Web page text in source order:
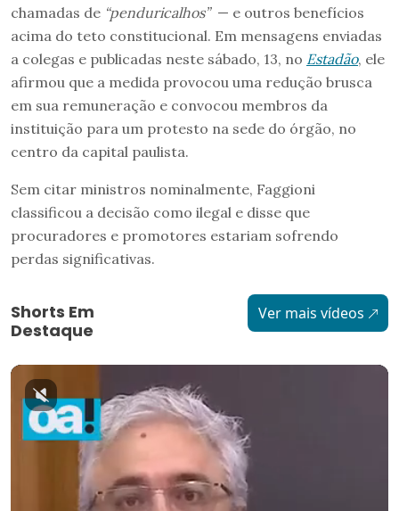
chamadas de “penduricalhos”— e outros benefícios
acima do teto constitucional. Em mensagens enviadas
a colegas e publicadas neste sábado, 13, no Estadão, ele
afirmou que a medida provocou uma redução brusca
em sua remuneração e convocou membros da
instituição para um protesto na sede do órgão, no
centro da capital paulista.
Sem citar ministros nominalmente, Faggioni
classificou a decisão como ilegal e disse que
procuradores e promotores estariam sofrendo
perdas significativas.
Shorts Em
Destaque
Ver mais vídeos